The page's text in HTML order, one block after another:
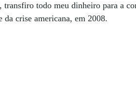
transfiro todo meu dinheiro para a
da crise americana, em 2008.